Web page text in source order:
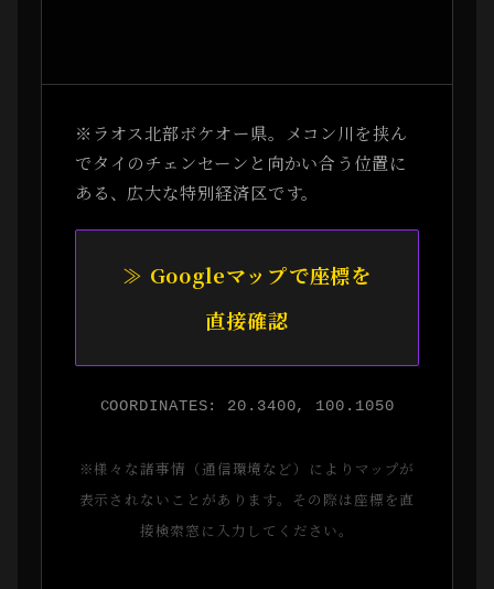
※ラオス北部ボケオー県。メコン川を挟ん
でタイのチェンセーンと向かい合う位置に
ある、広大な特別経済区です。
≫ Googleマップで座標を
直接確認
COORDINATES: 20.3400, 100.1050
※様々な諸事情（通信環境など）によりマップが
表示されないことがあります。その際は座標を直
接検索窓に入力してください。